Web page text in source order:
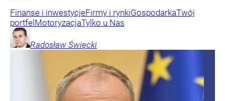
Finanse i inwestycjeFirmy i rynkiGospodarkaTwój
portfel MotoryzacjaTylko u Nas
Radosław Święcki